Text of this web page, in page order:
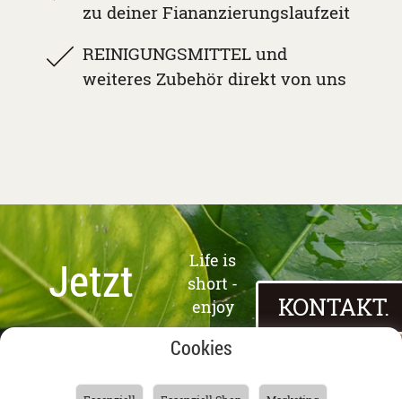
JETZT ANFRAGEN
zu deiner Fiananzierungslaufzeit
REINIGUNGSMITTEL und
weiteres Zubehör direkt von uns
Jetzt
anfragen!
Life is
short -
enjoy
your
coffee!
KONTAKT.
Cookies